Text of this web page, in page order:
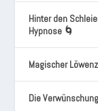
Hinter den
Hypnose 🌀
Magischer
Die